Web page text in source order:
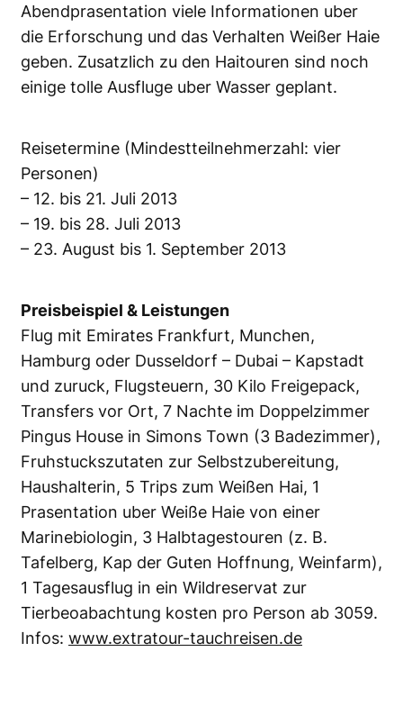
Abendprasentation viele Informationen uber
die Erforschung und das Verhalten Weißer Haie
geben. Zusatzlich zu den Haitouren sind noch
einige tolle Ausfluge uber Wasser geplant.
Reisetermine (Mindestteilnehmerzahl: vier
Personen)
– 12. bis 21. Juli 2013
– 19. bis 28. Juli 2013
– 23. August bis 1. September 2013
Preisbeispiel & Leistungen
Flug mit Emirates Frankfurt, Munchen,
Hamburg oder Dusseldorf – Dubai – Kapstadt
und zuruck, Flugsteuern, 30 Kilo Freigepack,
Transfers vor Ort, 7 Nachte im Doppelzimmer
Pingus House in Simons Town (3 Badezimmer),
Fruhstuckszutaten zur Selbstzubereitung,
Haushalterin, 5 Trips zum Weißen Hai, 1
Prasentation uber Weiße Haie von einer
Marinebiologin, 3 Halbtagestouren (z. B.
Tafelberg, Kap der Guten Hoffnung, Weinfarm),
1 Tagesausflug in ein Wildreservat zur
Tierbeoabachtung kosten pro Person ab 3059.
Infos: www.extratour-tauchreisen.de